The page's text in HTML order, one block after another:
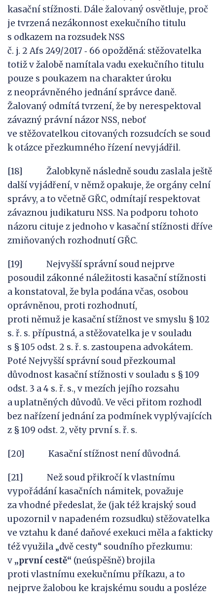
kasační stížnosti. Dále žalovaný osvětluje, proč
je tvrzená nezákonnost exekučního titulu
s odkazem na rozsudek NSS
č. j. 2 Afs 249/2017 ‑ 66 opožděná: stěžovatelka
totiž v žalobě namítala vadu exekučního titulu
pouze s poukazem na charakter úroku
z neoprávněného jednání správce daně.
Žalovaný odmítá tvrzení, že by nerespektoval
závazný právní názor NSS, neboť
ve stěžovatelkou citovaných rozsudcích se soud
k otázce přezkumného řízení nevyjádřil.
[18] Žalobkyně následně soudu zaslala ještě
další vyjádření, v němž opakuje, že orgány celní
správy, a to včetně GŘC, odmítají respektovat
závaznou judikaturu NSS. Na podporu tohoto
názoru cituje z jednoho v kasační stížnosti dříve
zmiňovaných rozhodnutí GŘC.
[19] Nejvyšší správní soud nejprve
posoudil zákonné náležitosti kasační stížnosti
a konstatoval, že byla podána včas, osobou
oprávněnou, proti rozhodnutí,
proti němuž je kasační stížnost ve smyslu § 102
s. ř. s. přípustná, a stěžovatelka je v souladu
s § 105 odst. 2 s. ř. s. zastoupena advokátem.
Poté Nejvyšší správní soud přezkoumal
důvodnost kasační stížnosti v souladu s § 109
odst. 3 a 4 s. ř. s., v mezích jejího rozsahu
a uplatněných důvodů. Ve věci přitom rozhodl
bez nařízení jednání za podmínek vyplývajících
z § 109 odst. 2, věty první s. ř. s.
[20] Kasační stížnost není důvodná.
[21] Než soud přikročí k vlastnímu
vypořádání kasačních námitek, považuje
za vhodné předeslat, že (jak též krajský soud
upozornil v napadeném rozsudku) stěžovatelka
ve vztahu k dané daňové exekuci měla a fakticky
též využila „dvě cesty“ soudního přezkumu:
v „první cestě“ (neúspěšně) brojila
proti vlastnímu exekučnímu příkazu, a to
nejprve žalobou ke krajskému soudu a posléze